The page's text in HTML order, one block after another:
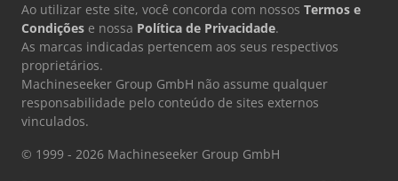
Ao utilizar este site, você concorda com nossos Termos e
Condições e nossa Política de Privacidade.
As marcas indicadas pertencem aos seus respectivos
proprietários.
Machineseeker Group GmbH não assume qualquer
responsabilidade pelo conteúdo de sites externos
vinculados.
© 1999 - 2026 Machineseeker Group GmbH